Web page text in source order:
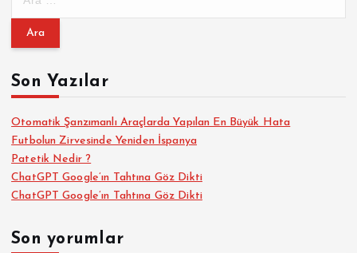
m
:Son Yazılar
Otomatik Şanzımanlı Araçlarda Yapılan En Büyük Hata
Futbolun Zirvesinde Yeniden İspanya
Patetik Nedir ?
ChatGPT Google’ın Tahtına Göz Dikti
ChatGPT Google’ın Tahtına Göz Dikti
Son yorumlar